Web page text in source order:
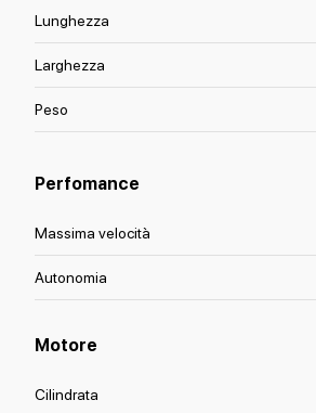
Lunghezza
Larghezza
Peso
Perfomance
Massima velocità
Autonomia
Motore
Cilindrata